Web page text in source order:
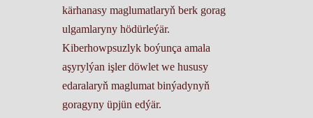
kärhanasy maglumatlaryň berk gorag
ulgamlaryny hödürleýär.
Kiberhowpsuzlyk boýunça amala
aşyrylýan işler döwlet we hususy
edaralaryň maglumat binýadynyň
goragyny üpjün edýär.